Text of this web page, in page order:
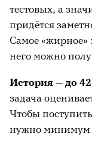
тестовых, а
придётся
Самое «жирное»
него можно
История — до
задача
Чтобы
нужно минимум